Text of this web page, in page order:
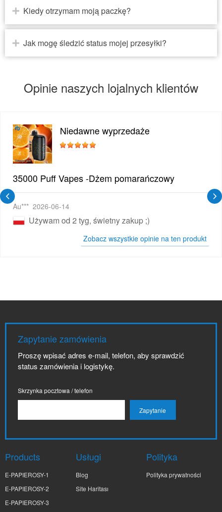
Kiedy otrzymam moją paczkę?
Jak mogę śledzić status mojej przesyłki?
Opinie naszych lojalnych klientów
Niedawne wyprzedaże
35000 Puff Vapes -Dżem pomarańczowy
Au*** 2026-06-14
Używam od 2 tyg, świetny zakup ;)
Zobacz wszystkie opinie na ten produkt
Zapytanie zamówienia
Proszę wpisać adres e-mail, telefon, aby sprawdzić
status zamówienia i logistykę.
Skrzynka pocztowa / telefon
Products
E-PAPIEROSY-1
E-PAPIEROSY-2
E-PAPIEROSY-3
Usługi
Blog
Site Haritası
Polityka
Polityka prywatności